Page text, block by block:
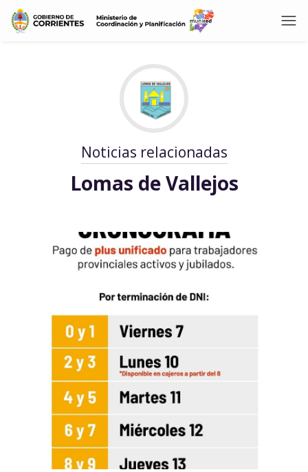
Noticias relacionadas
Lomas de Vallejos